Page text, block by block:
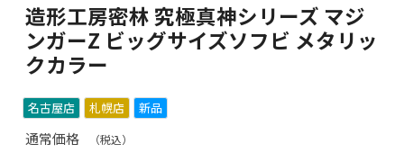
造形工房密林 究極真神シリーズ マジ
ンガーZ ビッグサイズソフビ メタリッ
クカラー
名古屋店 札幌店 新品
通常価格 （税込）